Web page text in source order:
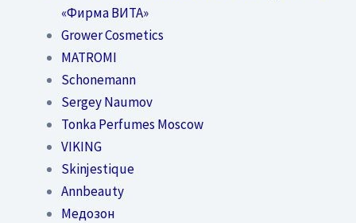
«Фирма ВИТА»
Grower Cosmetics
MATROMI
Schonemann
Sergey Naumov
Tonka Perfumes Moscow
VIKING
Skinjestique
Annbeauty
Медозон